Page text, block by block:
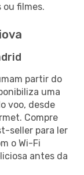
filmes.
partir do
uma
voo, desde
Compre
seller para ler
o Wi-Fi
antes da